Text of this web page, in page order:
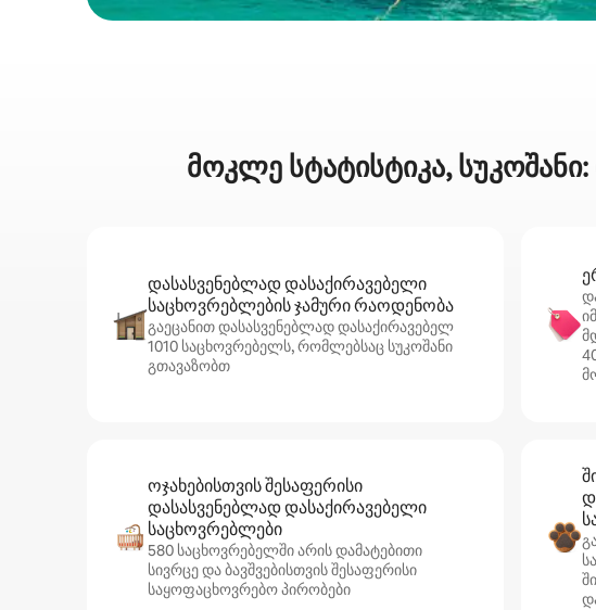
მოკლე სტატისტიკა,
დასასვენებლად დასაქირავებელი
საცხოვრებლების ჯამური რაოდენობა
გაეცანით დასასვენებლად დასაქირავებელ
1010 საცხოვრებელს, რომლებსაც სუკოშანი
გთავაზობთ
ოჯახებისთვის შესაფერისი
დასასვენებლად დასაქირავებელი
საცხოვრებლები
580 საცხოვრებელში არის დამატებითი
სივრცე და ბავშვებისთვის შესაფერისი
საყოფაცხოვრებო პირობები